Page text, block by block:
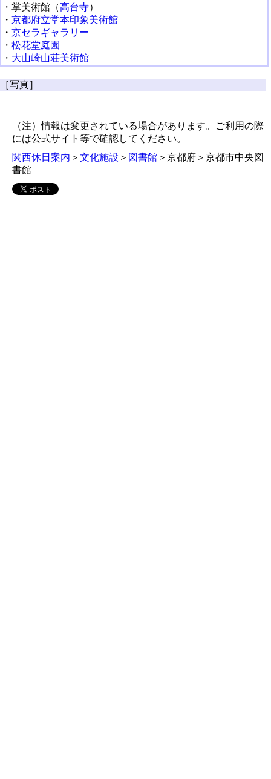
・掌美術館（高台寺）
・ 京都府立堂本印象美術館
・ 京セラギャラリー
・ 松花堂庭園
・ 大山崎山荘美術館
［写真］
（注）情報は変更されている場合があります。ご利用の際
には公式サイト等で確認してください。
関西休日案内 ＞ 文化施設 ＞ 図書館 ＞京都府＞京都市中央図
書館